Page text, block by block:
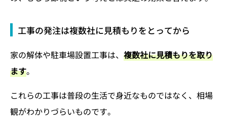
工事の発注は複数社に見積もりをとってから
家の解体や駐車場設置工事は、 複数社に見積もりを取り
ます。
これらの工事は普段の生活で身近なものではなく、相場
観がわかりづらいものです。